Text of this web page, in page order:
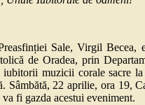
Sale, Virgil Becea,
de Oradea, prin
muzicii corale sacre
Sâmbătă, 22 aprilie, ora 19,
fi gazda acestui eveniment.